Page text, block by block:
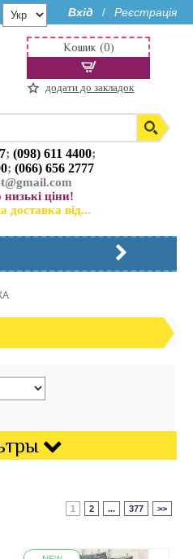
Вхід / Реєстрація
;(098) 611 4400;
;(066) 656 2777
ціни!
доставка від...
Кошик (0)
додати до закладок
1 2 ... 377 >>